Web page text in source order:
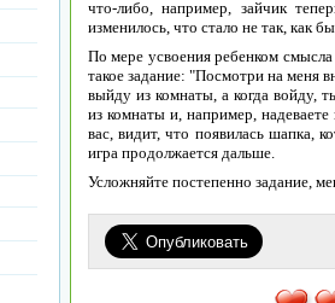
что-либо, например, зайчик
изменилось, что стало не так, как
По мере усвоения ребенком
такое задание: "Посмотри на меня
выйду из комнаты, а когда войду,
из комнаты и, например,
вас, видит, что появилась шапка,
игра продолжается дальше.
Усложняйте постепенно задание,